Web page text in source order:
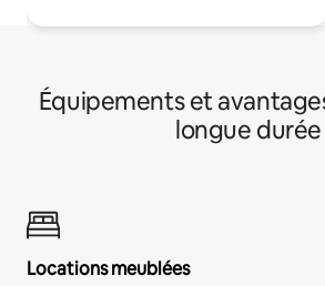
Équipements et
longue durée
Locations meublées